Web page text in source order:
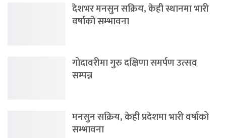
देशभर मनसुन सक्रिय, केही स्थानमा भारी
वर्षाको सम्भावना
गोदावरीमा गुरु दक्षिणा समर्पण उत्सव
सम्पन्न
मनसुन सक्रिय, केही प्रदेशमा भारी वर्षाको
सम्भावना